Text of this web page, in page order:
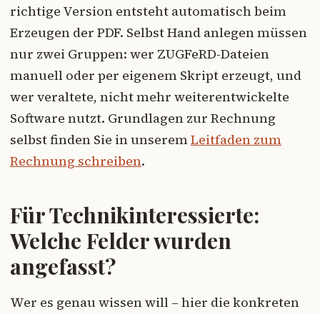
richtige Version entsteht automatisch beim
Erzeugen der PDF. Selbst Hand anlegen müssen
nur zwei Gruppen: wer ZUGFeRD-Dateien
manuell oder per eigenem Skript erzeugt, und
wer veraltete, nicht mehr weiterentwickelte
Software nutzt. Grundlagen zur Rechnung
selbst finden Sie in unseremLeitfaden zum
Rechnung schreiben.
Für Technikinteressierte:
Welche Felder wurden
angefasst?
Wer es genau wissen will – hier die konkreten